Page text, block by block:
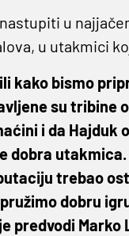
u
u utakmici
kako bismo
su tribine
i da Hajduk
dobra
trebao
dobru
predvodi Marko